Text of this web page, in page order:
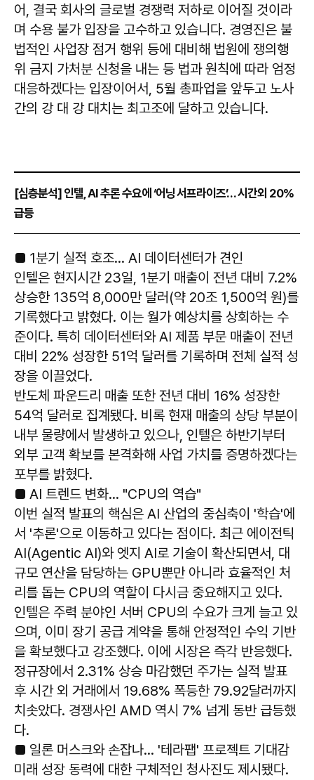
어, 결국 회사의 글로벌 경쟁력 저하로 이어질 것이라
며 수용 불가 입장을 고수하고 있습니다. 경영진은 불
법적인 사업장 점거 행위 등에 대비해 법원에 쟁의행
위 금지 가처분 신청을 내는 등 법과 원칙에 따라 엄정
대응하겠다는 입장이어서, 5월 총파업을 앞두고 노사
간의 강 대 강 대치는 최고조에 달하고 있습니다.
[심층분석] 인텔, AI 추론 수요에 ‘어닝 서프라이즈’… 시간외 20%
급등
■ 1분기 실적 호조… AI 데이터센터가 견인
인텔은 현지시간 23일, 1분기 매출이 전년 대비 7.2%
상승한 135억 8,000만 달러(약 20조 1,500억 원)를
기록했다고 밝혔다. 이는 월가 예상치를 상회하는 수
준이다. 특히 데이터센터와 AI 제품 부문 매출이 전년
대비 22% 성장한 51억 달러를 기록하며 전체 실적 성
장을 이끌었다.
반도체 파운드리 매출 또한 전년 대비 16% 성장한
54억 달러로 집계됐다. 비록 현재 매출의 상당 부분이
내부 물량에서 발생하고 있으나, 인텔은 하반기부터
외부 고객 확보를 본격화해 사업 가치를 증명하겠다는
포부를 밝혔다.
■ AI 트렌드 변화… "CPU의 역습"
이번 실적 발표의 핵심은 AI 산업의 중심축이 '학습'에
서 '추론'으로 이동하고 있다는 점이다. 최근 에이전틱
AI(Agentic AI)와 엣지 AI로 기술이 확산되면서, 대
규모 연산을 담당하는 GPU뿐만 아니라 효율적인 처
리를 돕는 CPU의 역할이 다시금 중요해지고 있다.
인텔은 주력 분야인 서버 CPU의 수요가 크게 늘고 있
으며, 이미 장기 공급 계약을 통해 안정적인 수익 기반
을 확보했다고 강조했다. 이에 시장은 즉각 반응했다.
정규장에서 2.31% 상승 마감했던 주가는 실적 발표
후 시간 외 거래에서 19.68% 폭등한 79.92달러까지
치솟았다. 경쟁사인 AMD 역시 7% 넘게 동반 급등했
다.
■ 일론 머스크와 손잡나… '테라팹' 프로젝트 기대감
미래 성장 동력에 대한 구체적인 청사진도 제시됐다.